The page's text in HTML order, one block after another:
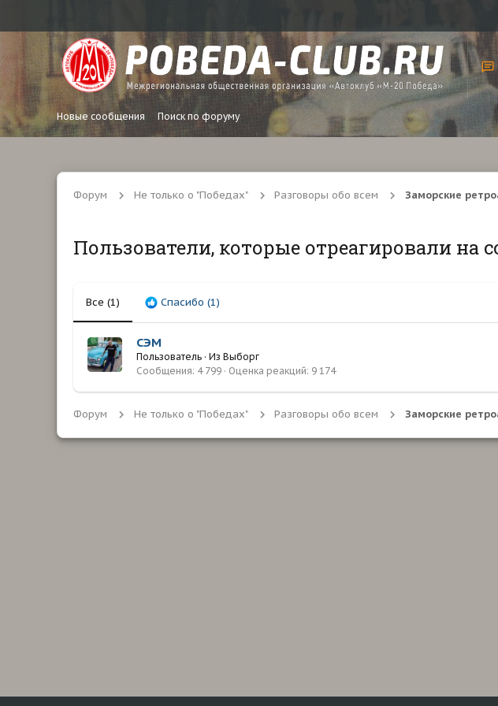
Новые сообщения Поиск по форуму
Форум Не только о "Победах" Разговоры обо всем
Пользователи, которые отреагировали на
Все (1) Спасибо (1)
СЭМ
Пользователь · Из Выборг
Сообщения 4 799 Оценка реакций 9 174
Форум Не только о "Победах" Разговоры обо всем